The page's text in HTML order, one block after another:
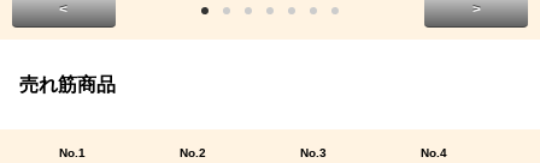
< >
売れ筋商品
No.1 No.2 No.3 No.4